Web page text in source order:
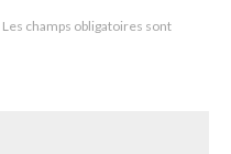
Les champs obligatoires sont